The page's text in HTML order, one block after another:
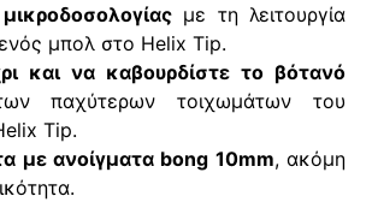
με τη λειτουργία
μπολ στο Helix Tip.
και να καβουρδίστε το βότανό
παχύτερων τοιχωμάτων του
Tip.
με ανοίγματα bong 10mm, ακόμη